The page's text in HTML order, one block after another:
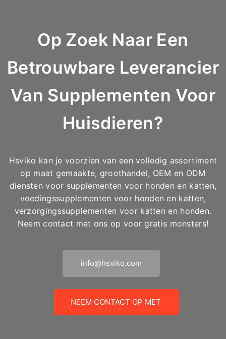
Op Zoek Naar Een
Betrouwbare Leverancier
Van Supplementen Voor
Huisdieren?
Hsviko kan je voorzien van een volledig assortiment
op maat gemaakte, groothandel, OEM en ODM
diensten voor supplementen voor honden en katten,
voedingssupplementen voor honden en katten,
verzorgingssupplementen voor katten en honden.
Neem contact met ons op voor gratis monsters!
info@hsviko.com
NEEM CONTACT OP MET